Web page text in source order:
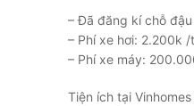
– Đã đăng kí chỗ
– Phí xe hơi: 2.200k /
– Phí xe máy:
Tiện ích tại